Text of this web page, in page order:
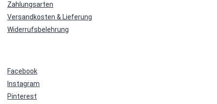
Zahlungsarten
Versandkosten & Lieferung
Widerrufsbelehrung
Facebook
Instagram
Pinterest